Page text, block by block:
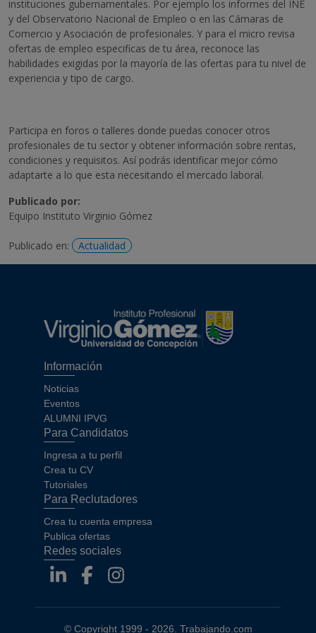
instituciones gubernamentales. Por ejemplo los informes del INE
y del Observatorio Nacional de Empleo o en las Cámaras de
Comercio y Asociación de profesionales. Y para el micro revisa
ofertas de empleo especificas de tu área, reconoce las
habilidades exigidas por la mayoría de las ofertas para tu nivel de
experiencia y tipo de cargo.
Participa en foros o talleres donde puedas conocer otros
profesionales de tu sector y obtener información sobre rentas,
condiciones y requisitos. Así podrás identificar mejor cómo
adaptarte a lo que esta necesitando el mercado laboral.
Publicado por:
Equipo Instituto Virginio Gómez
Publicado en: Actualidad
Información
Noticias
Eventos
ALUMNI IPVG
Para Candidatos
Ingresa a tu perfil
Crea tu CV
Tutoriales
Para Reclutadores
Crea tu cuenta empresa
Publica ofertas
Redes sociales
© Copyright 1999 - 2026 Trabajando.com